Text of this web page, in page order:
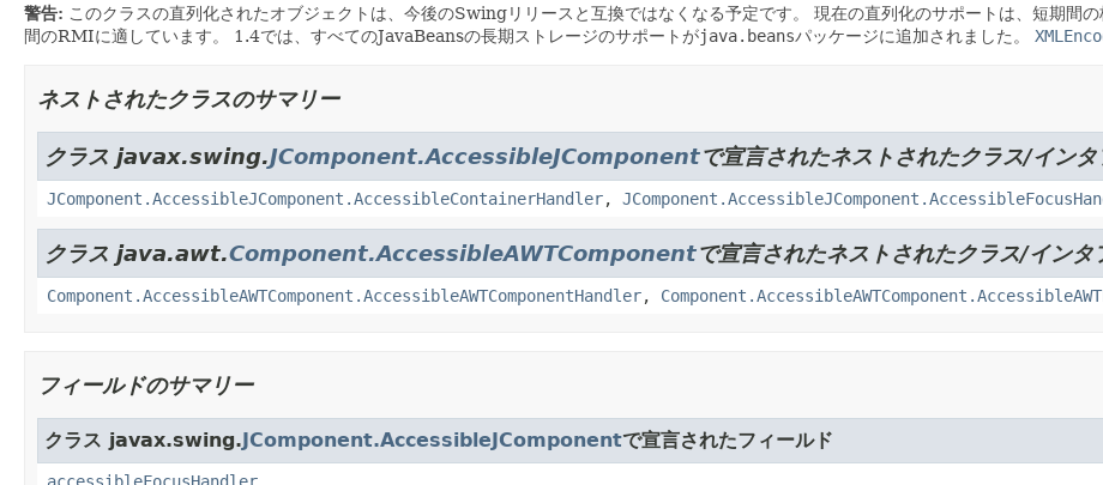
警告: このクラスの直列化されたオブジェクトは、今後のSwingリリースと互換ではなくなる予定です。
現在の直列化のサポートは、短期間
間のRMIに適しています。
1.4では、すべてのJavaBeansの長期ストレージのサポートがjava.beansパッケージに追加されました。
ネストされたクラスのサマリー
クラス javax.swing.JComponent.AccessibleJComponentで宣言されたネストされたクラス/インタ
JComponent.AccessibleJComponent.AccessibleContainerHandler,
クラス java.awt.Component.AccessibleAWTComponentで宣言されたネストされたクラス/インタ
Component.AccessibleAWTComponent.AccessibleAWTComponentHandler,
フィールドのサマリー
クラス javax.swing.JComponent.AccessibleJComponentで宣言されたフィールド
accessibleFocusHandler